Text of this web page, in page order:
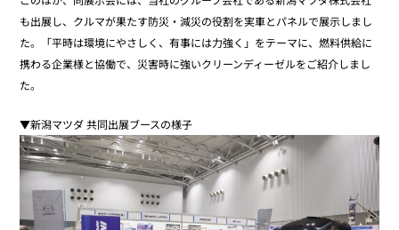
も出展し、クルマが果たす防災・減災の役割を実車とパネルで展示しまし
た。「平時は環境にやさしく、有事には力強く」をテーマに、燃料供給に
携わる企業様と協働で、災害時に強いクリーンディーゼルをご紹介しまし
た。
▼新潟マツダ 共同出展ブースの様子